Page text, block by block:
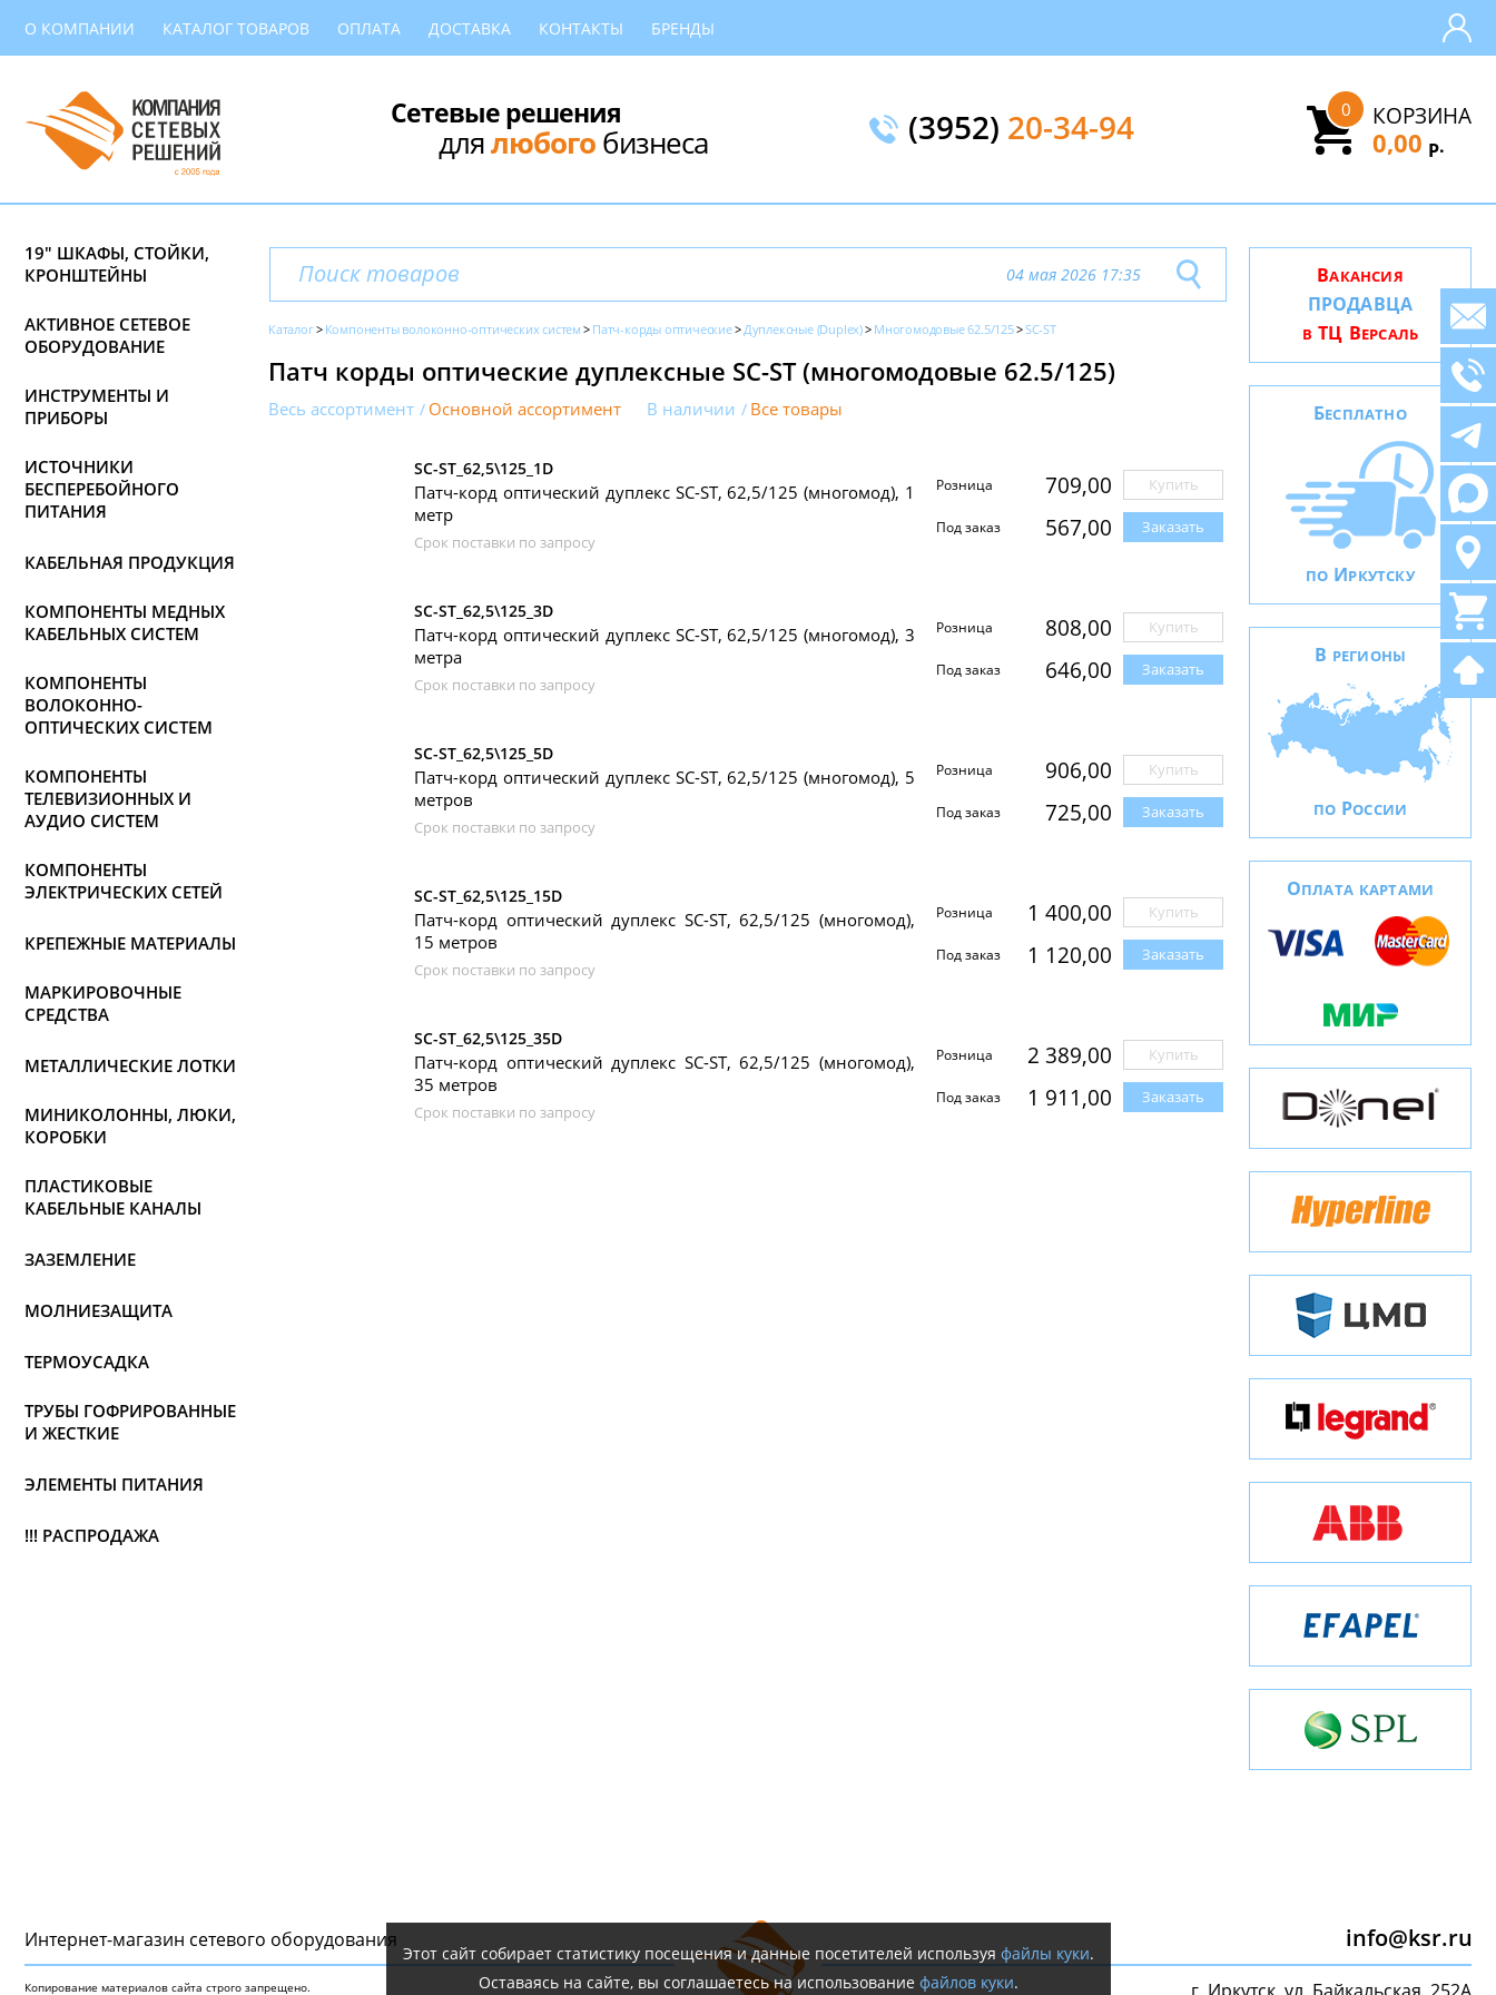
О КОМПАНИИ КАТАЛОГ ТОВАРОВ ОПЛАТА ДОСТАВКА КОНТАКТЫ БРЕНДЫ
Сетевые решения
длялюбогобизнеса (3952) 20-34-94 КОРЗИНА
0
0,00 Р.
19" ШКАФЫ, СТОЙКИ,
КРОНШТЕЙНЫ
АКТИВНОЕ СЕТЕВОЕ
ОБОРУДОВАНИЕ
ИНСТРУМЕНТЫ И
ПРИБОРЫ
ИСТОЧНИКИ
БЕСПЕРЕБОЙНОГО
ПИТАНИЯ
КАБЕЛЬНАЯ ПРОДУКЦИЯ
КОМПОНЕНТЫ МЕДНЫХ
КАБЕЛЬНЫХ СИСТЕМ
КОМПОНЕНТЫ
ВОЛОКОННО-
ОПТИЧЕСКИХ СИСТЕМ
КОМПОНЕНТЫ
ТЕЛЕВИЗИОННЫХ И
АУДИО СИСТЕМ
КОМПОНЕНТЫ
ЭЛЕКТРИЧЕСКИХ СЕТЕЙ
КРЕПЕЖНЫЕ МАТЕРИАЛЫ
МАРКИРОВОЧНЫЕ
СРЕДСТВА
МЕТАЛЛИЧЕСКИЕ ЛОТКИ
МИНИКОЛОННЫ, ЛЮКИ,
КОРОБКИ
ПЛАСТИКОВЫЕ
КАБЕЛЬНЫЕ КАНАЛЫ
ЗАЗЕМЛЕНИЕ
МОЛНИЕЗАЩИТА
ТЕРМОУСАДКА
ТРУБЫ ГОФРИРОВАННЫЕ
И ЖЕСТКИЕ
ЭЛЕМЕНТЫ ПИТАНИЯ
!!! РАСПРОДАЖА
04 мая 2026 17:35
Каталог Компоненты волоконно-оптических систем Патч-корды оптические Дуплексные (Duplex) Многомодовые 62.5/125 SC-ST
Патч корды оптические дуплексные SC-ST (многомодовые 62.5/125)
Весь ассортимент Основной ассортимент В наличии Все товары
SC-ST_62,5\125_1D
Патч-корд оптический дуплекс SC-ST, 62,5/125 (многомод), 1
метр
Срок поставки по запросу
Розница 709,00 Купить
Под заказ 567,00 Заказать
SC-ST_62,5\125_3D
Патч-корд оптический дуплекс SC-ST, 62,5/125 (многомод), 3
метра
Срок поставки по запросу
Розница 808,00 Купить
Под заказ 646,00 Заказать
SC-ST_62,5\125_5D
Патч-корд оптический дуплекс SC-ST, 62,5/125 (многомод), 5
метров
Срок поставки по запросу
Розница 906,00 Купить
Под заказ 725,00 Заказать
SC-ST_62,5\125_15D
Патч-корд оптический дуплекс SC-ST, 62,5/125 (многомод),
15 метров
Срок поставки по запросу
Розница 1 400,00 Купить
Под заказ 1 120,00 Заказать
SC-ST_62,5\125_35D
Патч-корд оптический дуплекс SC-ST, 62,5/125 (многомод),
35 метров
Срок поставки по запросу
Розница 2 389,00 Купить
Под заказ 1 911,00 Заказать
ВАКАНСИЯ
ПРОДАВЦА
В ТЦ ВЕРСАЛЬ
БЕСПЛАТНО
ПО ИРКУТСКУ
В РЕГИОНЫ
ПО РОССИИ
ОПЛАТА КАРТАМИ
Интернет-магазин сетeвого оборудования
Копирование материалов сайта строго запрещено.
info@ksr.ru
Этот сайт собирает статистику посещения и данные посетителей используя файлы куки.
Оставаясь на сайте, вы соглашаетесь на использование файлов куки.